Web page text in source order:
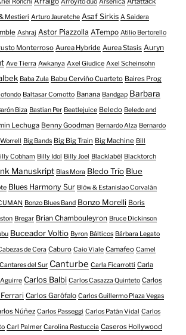
Mestieri Arturo Jauretche Asaf Sirkis A Saidera
Ashraj Astor Piazzolla ATempo Atilio Bertorello
Monterroso Aurea Hybride Aurea Stasis Auryn
Ave Tierra Awkanya Axel Giudice Axel Scheinsohn
Baba Zula Babu Cerviño Cuarteto Baires Prog
Baltasar Comotto Banana Bandgap Barbara
Biza Bastian Per Beatlejuice Beledo Beledo and
Lechuga Benny Goodman Bernardo Alza Bernardo
Big Bands Big Big Train Big Machine Bill
Cobham Billy Idol Billy Joel Blacklabél Blacktorch
Manuskript Blas Mora Bledo Trío Blue
Blues Harmony Sur Blöw & Estanislao Corvalán
Bonzo Blues Band Bonzo Morelli Boris
Bregar Brian Chambouleyron Bruce Dickinson
Buceador Voltio Byron Bálticos Bárbara Legato
de Cera Caburo Caio Viale Camafeo Camel
Cantares del Sur Canturbe Carla Ficarrotti Carla
Carlos Balbi Carlos Casazza Quinteto Carlos
Carlos Garófalo Carlos Guillermo Plaza Vegas
Núñez Carlos Passeggi Carlos Patán Vidal Carlos
Carl Palmer Carolina Restuccia Caseros Hollywood